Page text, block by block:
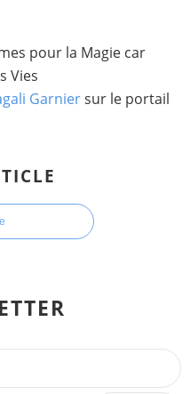
pour la Magie car
Vies
Garniersur le portail